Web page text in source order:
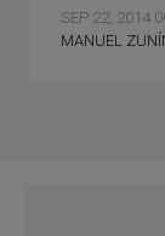
SEP 22, 2014
MANUEL